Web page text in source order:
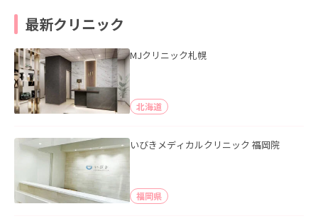
最新クリニック
MJクリニック札幌
北海道
いびきメディカルクリニック 福岡院
福岡県